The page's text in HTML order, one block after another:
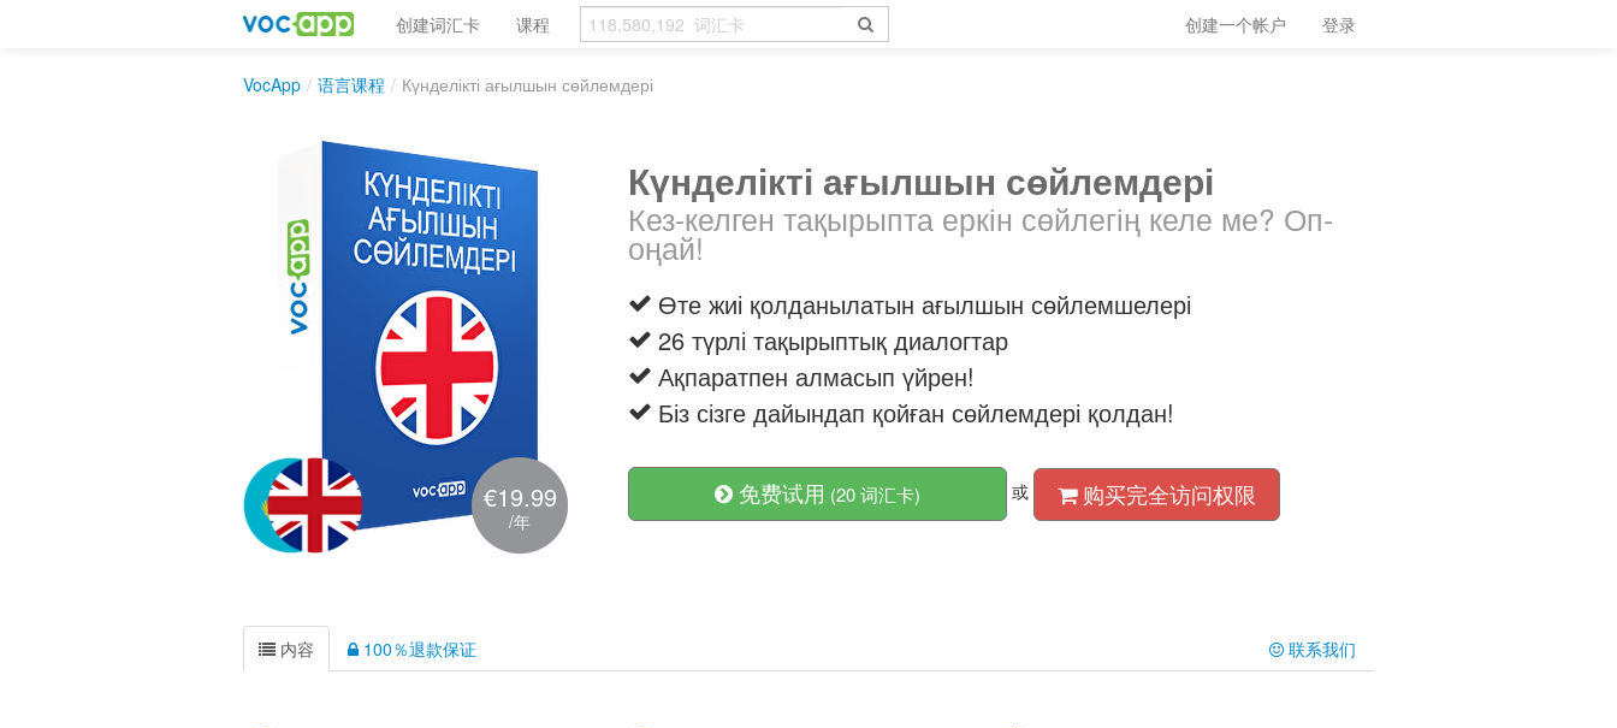
创建词汇卡 课程 创建一个帐户 登录
VocApp / 语言课程 / Күнделікті ағылшын сөйлемдері
€19.99
/年
Күнделікті ағылшын сөйлемдері
Кез-келген тақырыпта еркін сөйлегің келе ме? Оп-
оңай!
Өте жиі қолданылатын ағылшын сөйлемшелері
26 түрлі тақырыптық диалогтар
Ақпаратпен алмасып үйрен!
Біз сізге дайындап қойған сөйлемдері қолдан!
免费试用 (20 词汇卡) 或 购买完全访问权限
内容 100％退款保证 联系我们